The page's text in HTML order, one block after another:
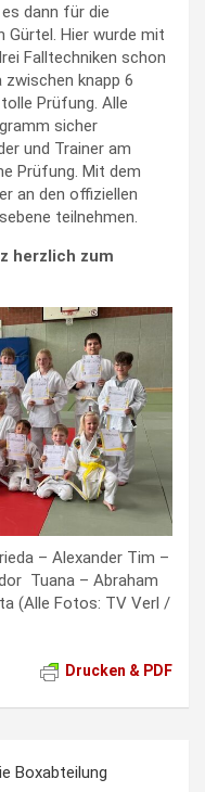
dann für die
Gürtel. Hier wurde mit
Falltechniken schon
knapp 6
Prüfung. Alle
sicher
und Trainer am
Prüfung. Mit dem
an den offiziellen
teilnehmen.
herzlich zum
– Alexander Tim –
Tuana – Abraham
(Alle Fotos: TV Verl /
Drucken & PDF
Boxabteilung